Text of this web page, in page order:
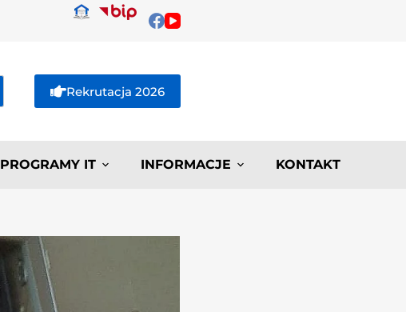
Rekrutacja 2026
PROGRAMY IT INFORMACJE KONTAKT